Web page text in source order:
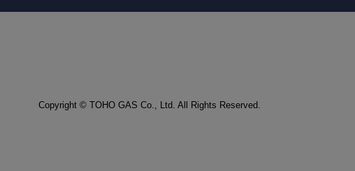
Copyright © TOHO GAS Co., Ltd. All Rights Reserved.